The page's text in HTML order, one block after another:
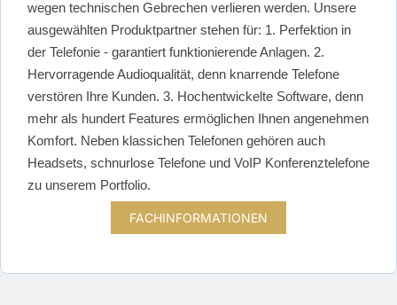
wegen technischen Gebrechen verlieren werden. Unsere
ausgewählten Produktpartner stehen für: 1. Perfektion in
der Telefonie - garantiert funktionierende Anlagen. 2.
Hervorragende Audioqualität, denn knarrende Telefone
verstören Ihre Kunden. 3. Hochentwickelte Software, denn
mehr als hundert Features ermöglichen Ihnen angenehmen
Komfort. Neben klassichen Telefonen gehören auch
Headsets, schnurlose Telefone und VoIP Konferenztelefone
zu unserem Portfolio.
FACHINFORMATIONEN